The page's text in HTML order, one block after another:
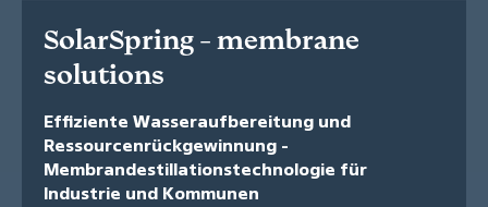
SolarSpring - membrane
solutions
Effiziente Wasseraufbereitung und
Ressourcenrückgewinnung -
Membrandestillationstechnologie für
Industrie und Kommunen